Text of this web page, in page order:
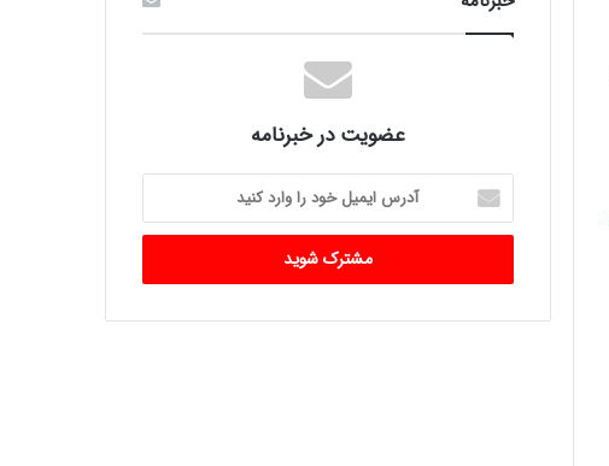
عضویت در خبرنامه
آدرس
ایمیل
خود
وارد